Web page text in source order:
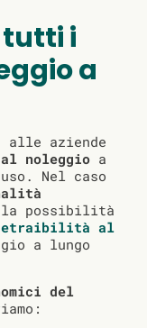
tutti i
a
alle aziende
noleggio a
Nel caso
la possibilità
al
a lungo
del